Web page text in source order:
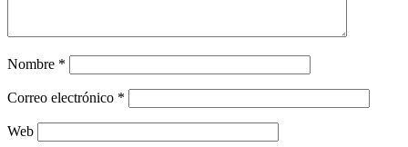
Nombre *
Correo electrónico *
Web